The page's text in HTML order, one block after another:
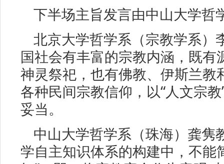
下半场主旨发言由中山大学哲
北京大学哲学系（宗教学系）
国社会有丰富的宗教内涵，既有
神灵祭祀，也有佛教、伊斯兰教
各种民间宗教信仰，以“人文宗
妥当。
中山大学哲学系（珠海）龚隽
学自主知识体系的构建中，不能